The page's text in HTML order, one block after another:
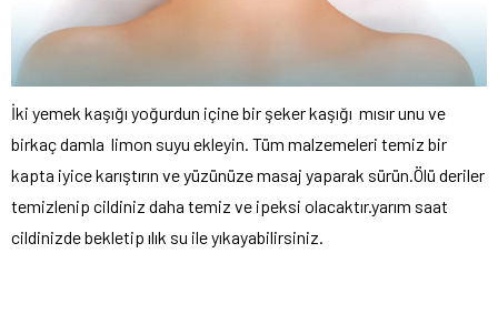
İki yemek kaşığı yoğurdun içine bir şeker kaşığı mısır unu ve
birkaç damla limon suyu ekleyin. Tüm malzemeleri temiz bir
kapta iyice karıştırın ve yüzünüze masaj yaparak sürün.Ölü deriler
temizlenip cildiniz daha temiz ve ipeksi olacaktır.yarım saat
cildinizde bekletip ılık su ile yıkayabilirsiniz.